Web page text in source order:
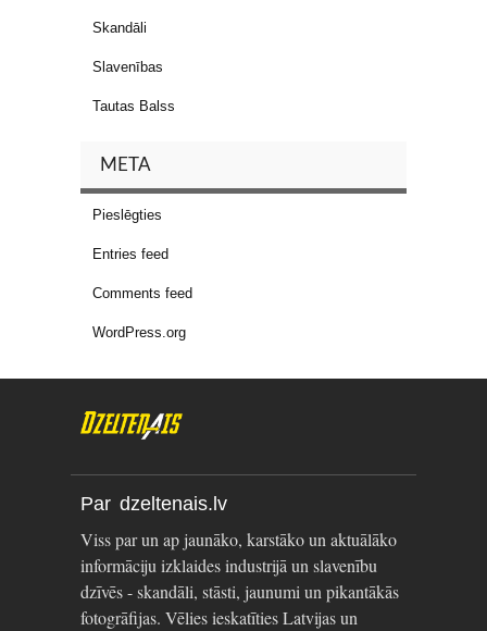
Skandāli
Slavenības
Tautas Balss
META
Pieslēgties
Entries feed
Comments feed
WordPress.org
Par dzeltenais.lv
Viss par un ap jaunāko, karstāko un aktuālāko
informāciju izklaides industrijā un slavenību
dzīvēs - skandāli, stāsti, jaunumi un pikantākās
fotogrāfijas. Vēlies ieskatīties Latvijas un